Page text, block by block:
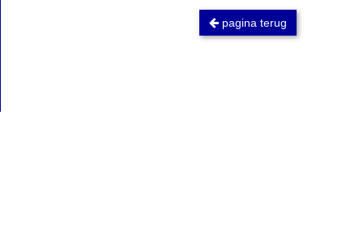
pagina terug